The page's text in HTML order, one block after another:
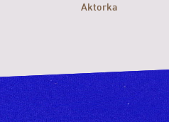
Aktorka